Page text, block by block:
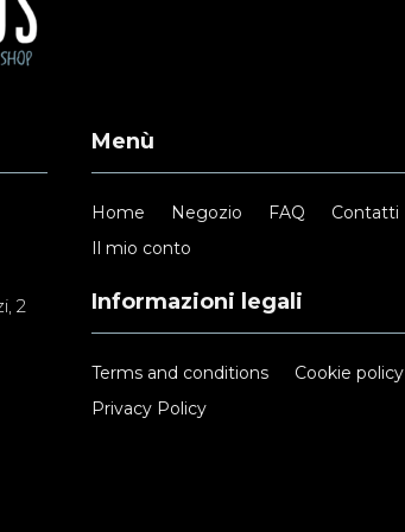
2
Menù
Home Negozio FAQ
Contatti
Il mio conto
Informazioni legali
Terms and conditions
Cookie policy
Privacy Policy